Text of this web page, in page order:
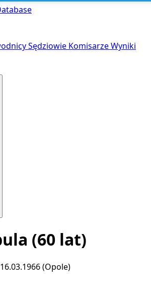
Sędziowie KomisarzeWyniki
(60 lat)
(Opole)